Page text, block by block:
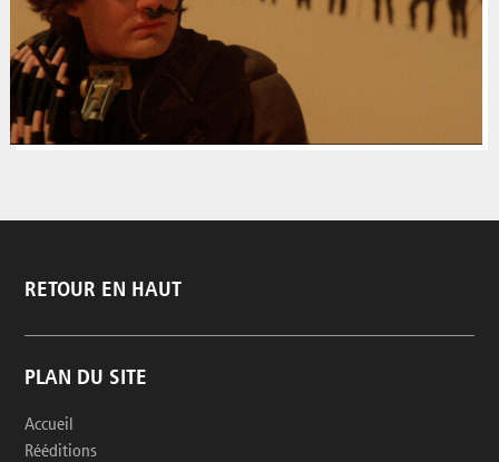
RETOUR EN HAUT
PLAN DU SITE
Accueil
Rééditions